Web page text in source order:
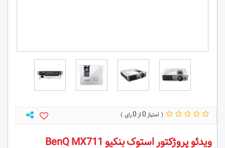
0
0
ویدئو پروژکتور استوک بنکیو BenQ MX711